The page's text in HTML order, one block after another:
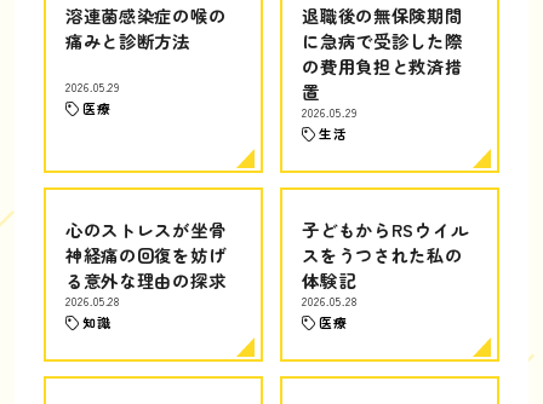
溶連菌感染症の喉の
痛みと診断方法
2026.05.29
医療
退職後の無保険期間
に急病で受診した際
の費用負担と救済措
置
2026.05.29
生活
心のストレスが坐骨
神経痛の回復を妨げ
る意外な理由の探求
2026.05.28
知識
子どもからRSウイル
スをうつされた私の
体験記
2026.05.28
医療